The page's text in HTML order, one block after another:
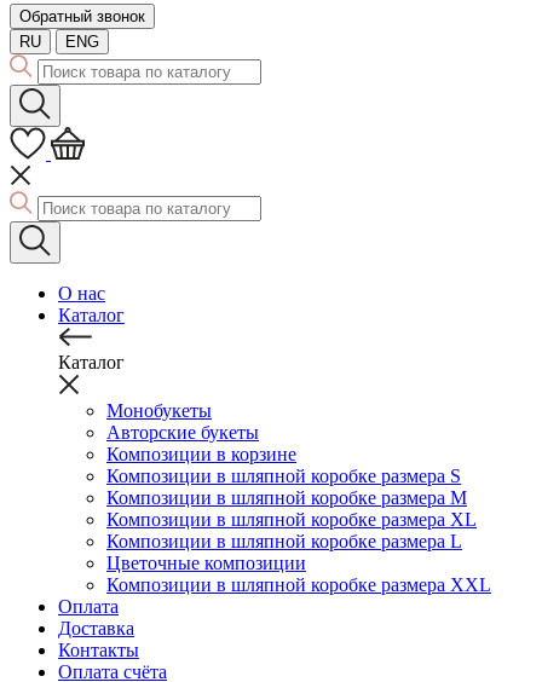
Обратный звонок
RU
ENG
О нас
Каталог
Каталог
Монобукеты
Авторские букеты
Композиции в корзине
Композиции в шляпной коробке размера S
Композиции в шляпной коробке размера М
Композиции в шляпной коробке размера XL
Композиции в шляпной коробке размера L
Цветочные композиции
Композиции в шляпной коробке размера XXL
Оплата
Доставка
Контакты
Оплата счёта